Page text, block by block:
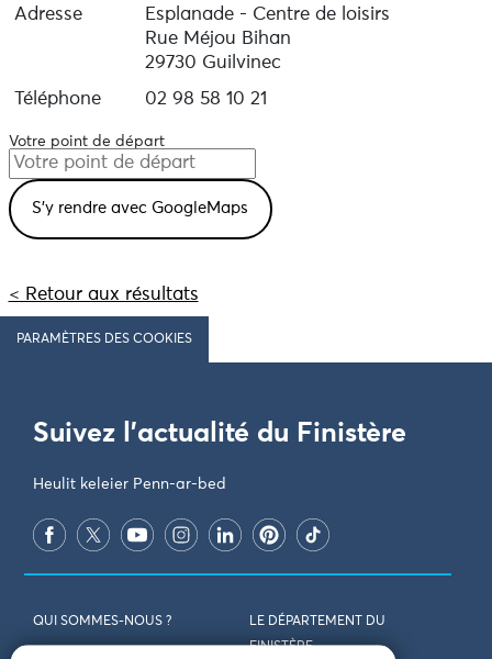
Adresse
Esplanade - Centre de loisirs
Rue Méjou Bihan
29730 Guilvinec
Téléphone
02 98 58 10 21
Votre point de départ
< Retour aux résultats
PARAMÈTRES DES COOKIES
Suivez l'actualité du Finistère
Heulit keleier Penn-ar-bed
QUI SOMMES-NOUS ?
LE DÉPARTEMENT DU
FINISTÈRE